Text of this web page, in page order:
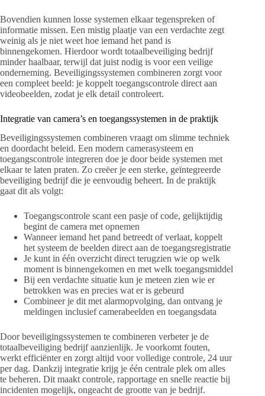
Bovendien kunnen losse systemen elkaar tegenspreken of
informatie missen. Een mistig plaatje van een verdachte zegt
weinig als je niet weet hoe iemand het pand is
binnengekomen. Hierdoor wordt totaalbeveiliging bedrijf
minder haalbaar, terwijl dat juist nodig is voor een veilige
onderneming. Beveiligingssystemen combineren zorgt voor
een compleet beeld: je koppelt toegangscontrole direct aan
videobeelden, zodat je elk detail controleert.
Integratie van camera’s en toegangssystemen in de praktijk
Beveiligingssystemen combineren vraagt om slimme techniek
en doordacht beleid. Een modern camerasysteem en
toegangscontrole integreren doe je door beide systemen met
elkaar te laten praten. Zo creëer je een sterke, geïntegreerde
beveiliging bedrijf die je eenvoudig beheert. In de praktijk
gaat dit als volgt:
Toegangscontrole scant een pasje of code, gelijktijdig
begint de camera met opnemen
Wanneer iemand het pand betreedt of verlaat, koppelt
het systeem de beelden direct aan de toegangsregistratie
Je kunt in één overzicht direct terugzien wie op welk
moment is binnengekomen en met welk toegangsmiddel
Bij een verdachte situatie kun je meteen zien wie er
betrokken was en precies wat er is gebeurd
Combineer je dit met alarmopvolging, dan ontvang je
meldingen inclusief camerabeelden en toegangsdata
Door beveiligingssystemen te combineren verbeter je de
totaalbeveiliging bedrijf aanzienlijk. Je voorkomt fouten,
werkt efficiënter en zorgt altijd voor volledige controle, 24 uur
per dag. Dankzij integratie krijg je één centrale plek om alles
te beheren. Dit maakt controle, rapportage en snelle reactie bij
incidenten mogelijk, ongeacht de grootte van je bedrijf.